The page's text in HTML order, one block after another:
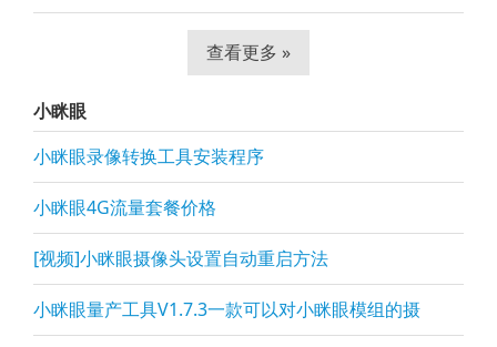
查看更多 »
小眯眼
小眯眼录像转换工具安装程序
小眯眼4G流量套餐价格
[视频]小眯眼摄像头设置自动重启方法
小眯眼量产工具V1.7.3一款可以对小眯眼模组的摄